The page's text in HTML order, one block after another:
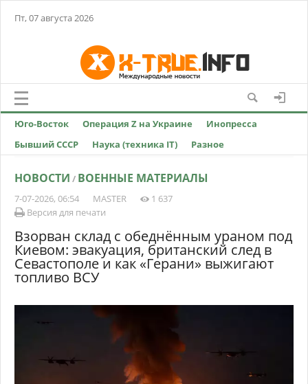
Пт, 07 августа 2026
Юго-Восток Операция Z на Украине
Инопресса
Бывший СССР
Наука (техника IT) Разное
НОВОСТИ / ВОЕННЫЕ МАТЕРИАЛЫ
7-07-2026, 06:54 MASTER
1 637
Версия для печати
Взорван склад с обеднённым ураном под
Киевом: эвакуация, британский след в
Севастополе и как «Герани» выжигают
топливо ВСУ